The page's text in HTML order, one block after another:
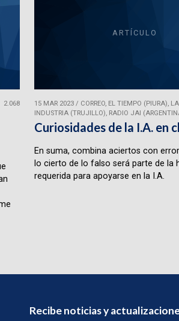
2.068
ARTÍCULO
15 MAR 2023/ CORREO, EL TIEMPO (PIURA), LA
INDUSTRIA (TRUJILLO), RADIO JAI
Curiosidades de la I.A. en
En suma, combina aciertos con
lo cierto de lo falso será parte de la
requerida para apoyarse en la I.A.
Recibe noticias y